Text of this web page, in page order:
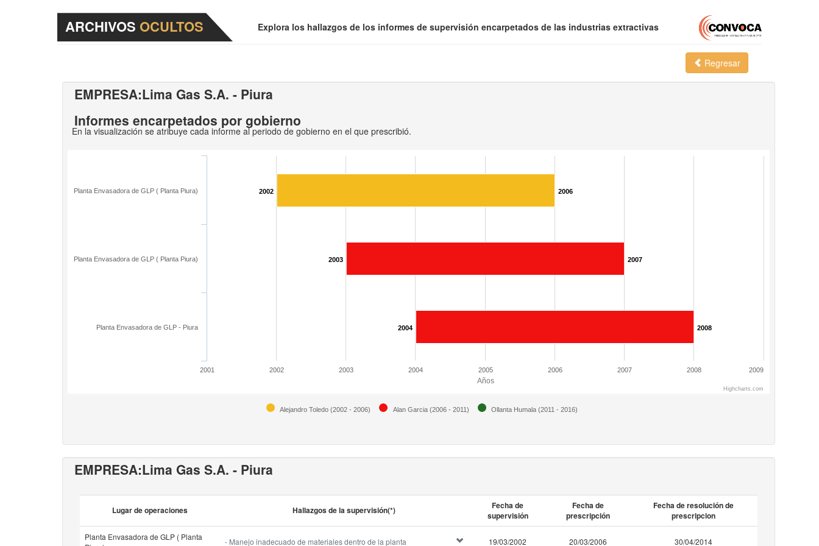
ARCHIVOS OCULTOS Explora los hallazgos de los informes de supervisión encarpetados de las industrias extractivas
Regresar
EMPRESA:Lima Gas S.A. - Piura
Informes encarpetados por gobierno
En la visualización se atribuye cada informe al periodo de gobierno en el que prescribió.
Años
2006
2007
2008
2002
2003
2004
Planta Envasadora de GLP ( Planta Piura)
Planta Envasadora de GLP ( Planta Piura)
Planta Envasadora de GLP - Piura
2002 2003 2004 2005 2006 2007 2008
2001 2009
Highcharts.com
Alejandro Toledo (2002 - 2006) Alan Garcia (2006 - 2011) Ollanta Humala (2011 - 2016)
EMPRESA:Lima Gas S.A. - Piura
Lugar de operaciones Hallazgos de la supervisión(*)
Fecha de
supervisión
Fecha de
prescripción
Fecha de resolución de
prescripcion
Planta Envasadora de GLP ( Planta
- Manejo inadecuado de materiales dentro de la planta 19/03/2002 20/03/2006 30/04/2014